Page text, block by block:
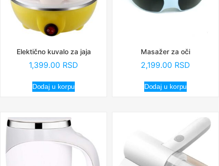
Elektično kuvalo za jaja
1,399.00 RSD
Dodaj u korpu
Masažer za oči
2,199.00 RSD
Dodaj u korpu